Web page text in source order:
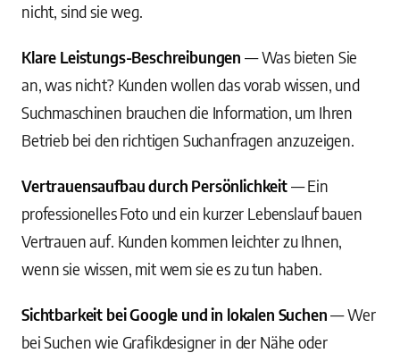
nicht, sind sie weg.
Klare Leistungs-Beschreibungen — Was bieten Sie
an, was nicht? Kunden wollen das vorab wissen, und
Suchmaschinen brauchen die Information, um Ihren
Betrieb bei den richtigen Suchanfragen anzuzeigen.
Vertrauensaufbau durch Persönlichkeit— Ein
professionelles Foto und ein kurzer Lebenslauf bauen
Vertrauen auf. Kunden kommen leichter zu Ihnen,
wenn sie wissen, mit wem sie es zu tun haben.
Sichtbarkeit bei Google und in lokalen Suchen— Wer
bei Suchen wie Grafikdesigner in der Nähe oder